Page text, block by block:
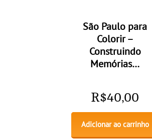
São Paulo para
Colorir –
Construindo
Memórias…
R$40,00
Adicionar ao carrinho